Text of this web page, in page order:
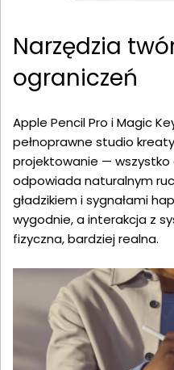
Narzędzia
ograniczeń
Apple Pencil Pro i Magic
pełnoprawne studio
projektowanie — wszystko
odpowiada naturalnym
gładzikiem i sygnałami
wygodnie, a interakcja z
fizyczna, bardziej realna.